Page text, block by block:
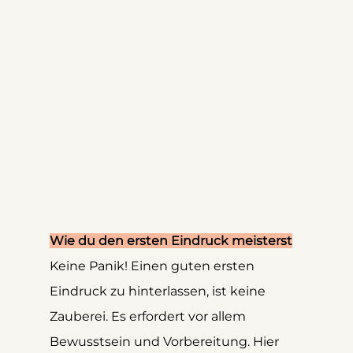
Wie du den ersten Eindruck meisterst
Keine Panik! Einen guten ersten
Eindruck zu hinterlassen, ist keine
Zauberei. Es erfordert vor allem
Bewusstsein und Vorbereitung. Hier